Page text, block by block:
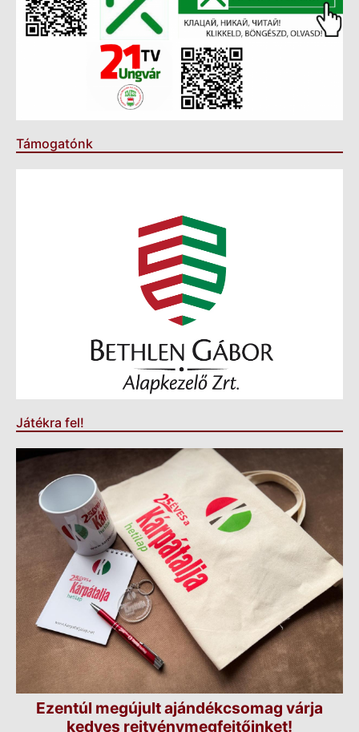
Támogatónk
Játékra fel!
Ezentúl megújult ajándékcsomag várja
kedves rejtvénymegfejtőinket!